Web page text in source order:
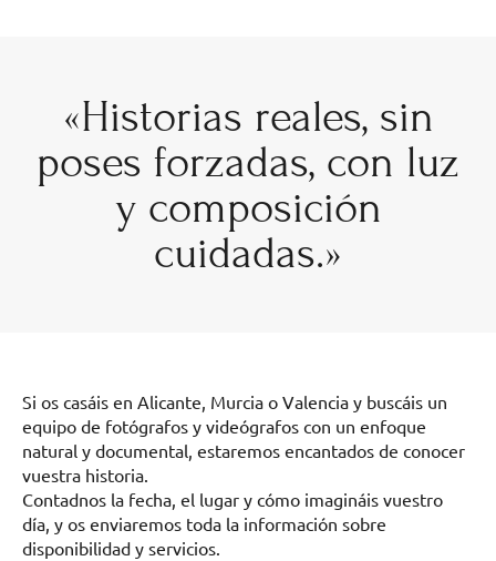
«Historias reales, sin
poses forzadas, con luz
y composición
cuidadas.»
Si os casáis en Alicante, Murcia o Valencia y buscáis un
equipo de fotógrafos y videógrafos con un enfoque
natural y documental, estaremos encantados de conocer
vuestra historia.
Contadnos la fecha, el lugar y cómo imagináis vuestro
día, y os enviaremos toda la información sobre
disponibilidad y servicios.